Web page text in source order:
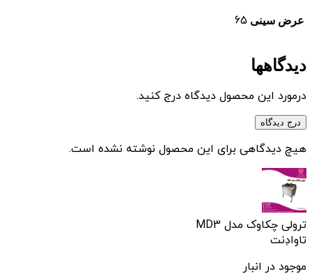
عرض سینی 65
دیدگاهها
درمورد این محصول دیدگاه درج کنید.
درج دیدگاه
هیچ دیدگاهی برای این محصول نوشته نشده است.
ترولی چکاوک مدل MD3
تاوادِنت
موجود در انبار